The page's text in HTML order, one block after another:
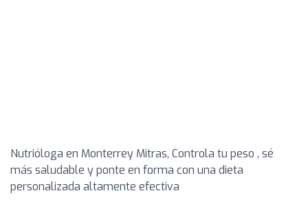
Nutrióloga en Monterrey Mitras, Controla tu peso , sé
más saludable y ponte en forma con una dieta
personalizada altamente efectiva